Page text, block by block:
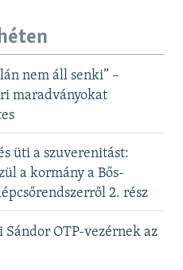
nem áll senki” –
maradványokat
üti a szuverenitást:
a kormány a Bős-
2. rész
Sándor OTP-vezérnek az